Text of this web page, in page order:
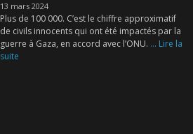
13 mars 2024
Plus de 100 000. C’est le chiffre approximatif
de civils innocents qui ont été impactés par la
guerre à Gaza, en accord avec l’ONU. ... Lire la
suite